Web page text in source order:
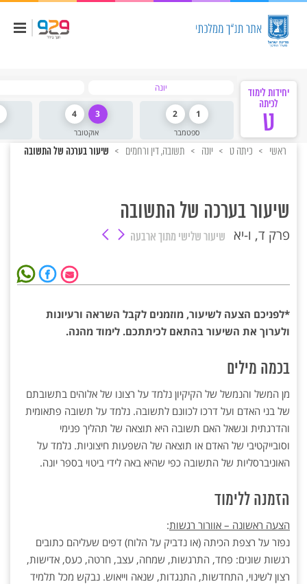
יחידות לימוד
לכיתה
ט
יונה
ספטמבר
1
2
אוקטובר
3
4
ראשי כיתה ט יונה תשובה, דין ורחמים שיעור בערכה של התשובה
שיעור בערכה של התשובה
פרק ד, ו-יא שיעור שלישי מתוך ארבעה
*לפניכם הצעה לשיעור, מוזמנים לקבל השראה ורעיונות
ולערוך את השיעור בהתאם לכיתתכם. לימוד מהנה.
בכמה מילים
מן המשל והנמשל של הקיקיון נלמד על רצונו של אלוהים בתשובתם
של בני האדם ועל דרכו לכוונם לתשובה. נלמד על תשובה פתאומית
והדרגתית ונשאל האם תשובה היא תוצאה של תהליך פנימי
וסובייקטיבי של האדם או תוצאה של השפעות חיצוניות. נלמד על
האוניברסליות של התשובה כפי שהיא באה לידי ביטוי בספר יונה.
הזמנה ללימוד
הצעה ראשונה – אוורור רגשות:
נפזר על רצפת הכיתה (או נדביק על הלוח) דפים שעליהם כתובים
רגשות שונים: פחד, התרגשות, שמחה, עצב, חרטה, כעס, אדישות,
רצון לשינוי, התחדשות, התנגדות, שנאה וייאוש. נבקש מכל תלמיד